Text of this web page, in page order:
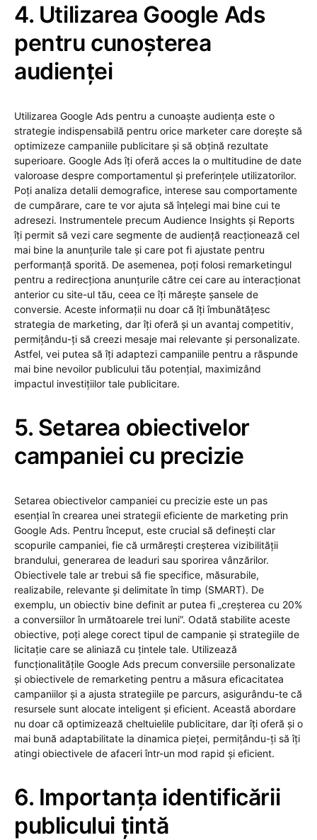
4. Utilizarea Google Ads
pentru cunoșterea
audienței
Utilizarea Google Ads pentru a cunoaște audiența este o
strategie indispensabilă pentru orice marketer care dorește să
optimizeze campaniile publicitare și să obțină rezultate
superioare. Google Ads îți oferă acces la o multitudine de date
valoroase despre comportamentul și preferințele utilizatorilor.
Poți analiza detalii demografice, interese sau comportamente
de cumpărare, care te vor ajuta să înțelegi mai bine cui te
adresezi. Instrumentele precum Audience Insights și Reports
îți permit să vezi care segmente de audiență reacționează cel
mai bine la anunțurile tale și care pot fi ajustate pentru
performanță sporită. De asemenea, poți folosi remarketingul
pentru a redirecționa anunțurile către cei care au interacționat
anterior cu site-ul tău, ceea ce îți mărește șansele de
conversie. Aceste informații nu doar că îți îmbunătățesc
strategia de marketing, dar îți oferă și un avantaj competitiv,
permițându-ți să creezi mesaje mai relevante și personalizate.
Astfel, vei putea să îți adaptezi campaniile pentru a răspunde
mai bine nevoilor publicului tău potențial, maximizând
impactul investițiilor tale publicitare.
5. Setarea obiectivelor
campaniei cu precizie
Setarea obiectivelor campaniei cu precizie este un pas
esențial în crearea unei strategii eficiente de marketing prin
Google Ads. Pentru început, este crucial să definești clar
scopurile campaniei, fie că urmărești creșterea vizibilității
brandului, generarea de leaduri sau sporirea vânzărilor.
Obiectivele tale ar trebui să fie specifice, măsurabile,
realizabile, relevante și delimitate în timp (SMART). De
exemplu, un obiectiv bine definit ar putea fi „creșterea cu 20%
a conversiilor în următoarele trei luni”. Odată stabilite aceste
obiective, poți alege corect tipul de campanie și strategiile de
licitație care se aliniază cu țintele tale. Utilizează
funcționalitățile Google Ads precum conversiile personalizate
și obiectivele de remarketing pentru a măsura eficacitatea
campaniilor și a ajusta strategiile pe parcurs, asigurându-te că
resursele sunt alocate inteligent și eficient. Această abordare
nu doar că optimizează cheltuielile publicitare, dar îți oferă și o
mai bună adaptabilitate la dinamica pieței, permițându-ți să îți
atingi obiectivele de afaceri într-un mod rapid și eficient.
6. Importanța identificării
publicului țintă